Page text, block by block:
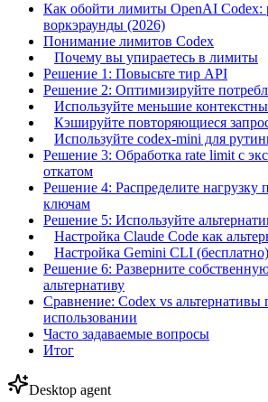
Как обойти лимиты OpenAI Codex:
воркэраунды (2026)
Понимание лимитов Codex
Почему вы упираетесь в лимиты
Решение 1: Повысьте тир API
Решение 2: Оптимизируйте
Используйте меньшие
Кэшируйте повторяющиеся
Используйте codex-mini для
Решение 3: Обработка rate limit с
откатом
Решение 4: Распределите нагрузку
ключам
Решение 5: Используйте
Настройка Claude Code как
Настройка Gemini CLI (бесплатно)
Решение 6: Разверните
альтернативу
Сравнение: Codex vs
использовании
Часто задаваемые вопросы
Итог
Desktop agent